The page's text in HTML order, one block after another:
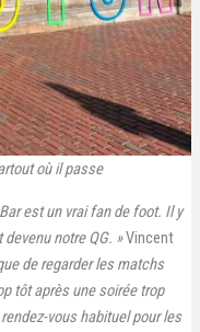
où il passe
est un vrai fan de foot. Il y
notre QG. »Vincent
de regarder les matchs
tôt après une soirée trop
vous habituel pour les